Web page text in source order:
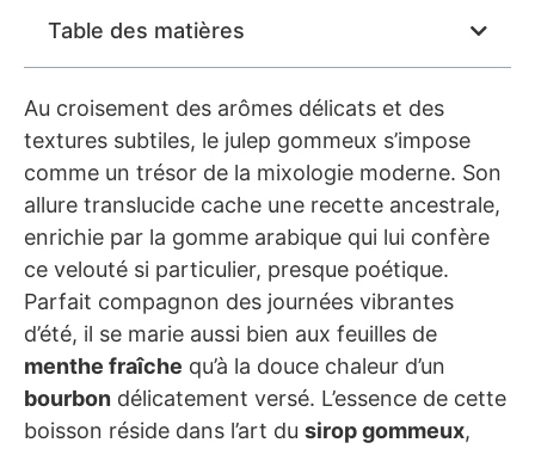
Table des matières
Au croisement des arômes délicats et des
textures subtiles, le julep gommeux s’impose
comme un trésor de la mixologie moderne. Son
allure translucide cache une recette ancestrale,
enrichie par la gomme arabique qui lui confère
ce velouté si particulier, presque poétique.
Parfait compagnon des journées vibrantes
d’été, il se marie aussi bien aux feuilles de
menthe fraîche qu’à la douce chaleur d’un
bourbon délicatement versé. L’essence de cette
boisson réside dans l’art du sirop gommeux,